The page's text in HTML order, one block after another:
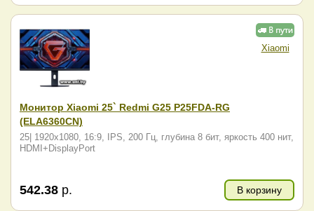
Xiaomi
Монитор Xiaomi 25` Redmi G25 P25FDA-RG
(ELA6360CN)
25| 1920x1080, 16:9, IPS, 200 Гц, глубина 8 бит, яркость 400 нит,
HDMI+DisplayPort
542.38 р. В корзину